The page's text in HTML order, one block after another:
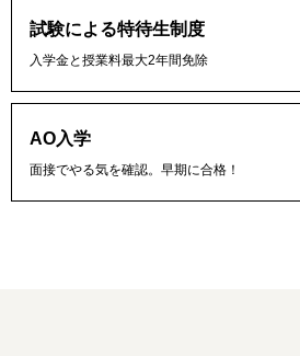
試験による特待生制度
入学金と授業料最大2年間免除
AO入学
面接でやる気を確認。早期に合格！